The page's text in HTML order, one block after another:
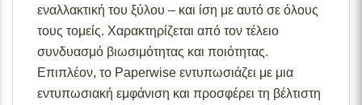
παραγγελίας):Μερική ποσότητα είναι άμεσα διαθέσιμη
για αποστολή και το υπόλοιπο σε 2 – 4 εβδομάδες από
την ημερομηνία εξόφλησης της παραγγελίας σας.
Για περισσότερες λεπτομέρειες σχετικά με τις
διαθεσιμότητες προϊόντων, παρακαλούμε επικοινωνήστε
μαζί μας στοinfo@skgecoshop.comή στο 2315 005
εναλλακτική του ξύλου – και ίση με αυτό σε όλους
τους τομείς. Χαρακτηρίζεται από τον τέλειο
συνδυασμό βιωσιμότητας και ποιότητας.
Επιπλέον, το Paperwise εντυπωσιάζει με μια
εντυπωσιακή εμφάνιση και προσφέρει τη βέλτιστη